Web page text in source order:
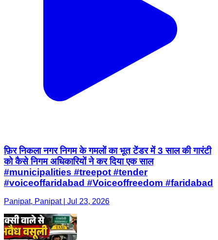
फ़िर निकला नगर निगम के गमलों का भूत टेंडर में 3 साल की गारंटी
को कैसे निगम अधिकारियों ने कर दिया एक साल
#municipalities #treepot #tender
#voiceoffaridabad #Voiceoffreedom #faridabad
Panipat, Panipat | Jul 23, 2026